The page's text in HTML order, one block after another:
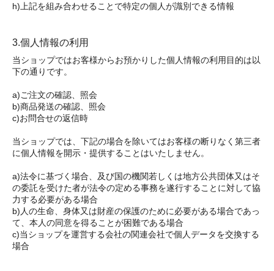
h)上記を組み合わせることで特定の個人が識別できる情報
3.個人情報の利用
当ショップではお客様からお預かりした個人情報の利用目的は以
下の通りです。
a)ご注文の確認、照会
b)商品発送の確認、照会
c)お問合せの返信時
当ショップでは、下記の場合を除いてはお客様の断りなく第三者
に個人情報を開示・提供することはいたしません。
a)法令に基づく場合、及び国の機関若しくは地方公共団体又はそ
の委託を受けた者が法令の定める事務を遂行することに対して協
力する必要がある場合
b)人の生命、身体又は財産の保護のために必要がある場合であっ
て、本人の同意を得ることが困難である場合
c)当ショップを運営する会社の関連会社で個人データを交換する
場合